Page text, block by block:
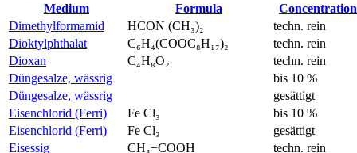
Medium Formula
Concentration
Dimethylformamid
HCON (CH₃)₂
techn. rein
Dioktylphthalat
C₆H₄(COOC₈H₁₇)₂
techn. rein
Dioxan
C₄H₈O₂
techn. rein
Düngesalze, wässrig
bis 10 %
Düngesalze, wässrig
gesättigt
Eisenchlorid (Ferri)
Fe Cl₃
bis 10 %
Eisenchlorid (Ferri)
Fe Cl₃
gesättigt
Eisessig
CH₃−COOH
techn. rein